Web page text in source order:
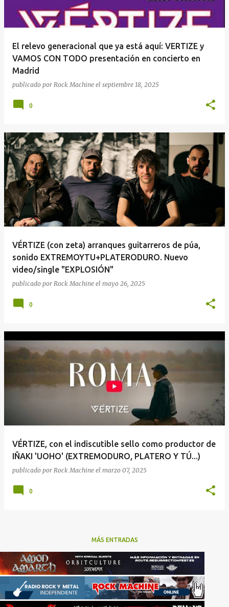
El relevo generacional que ya está aquí: VERTIZE y
VAMOS CON TODO presentación en concierto en
Madrid
publicado por Rock Machine el septiembre 18, 2025
0
VÉRTIZE (con zeta) arranques guitarreros de púa,
sonido EXTREMOYTU+PLATERODURO. Nuevo
video/single "EXPLOSIÓN"
publicado por Rock Machine el mayo 26, 2025
0
VÉRTIZE, con el indiscutible sello como productor de
IÑAKI 'UOHO' (EXTREMODURO, PLATERO Y TÚ...)
publicado por Rock Machine el marzo 07, 2025
0
MÁS ENTRADAS